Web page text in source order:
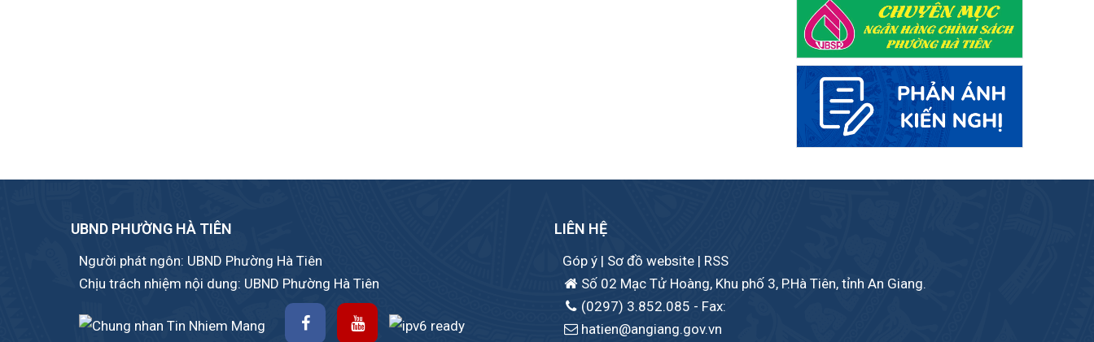
UBND PHƯỜNG HÀ TIÊN
Người phát ngôn: UBND Phường Hà Tiên
Chịu trách nhiệm nội dung: UBND Phường Hà Tiên
LIÊN HỆ
Góp ý | Sơ đồ website | RSS
Số 02 Mạc Tử Hoàng, Khu phố 3, P.Hà Tiên, tỉnh An Giang.
(0297) 3.852.085 - Fax:
hatien@angiang.gov.vn